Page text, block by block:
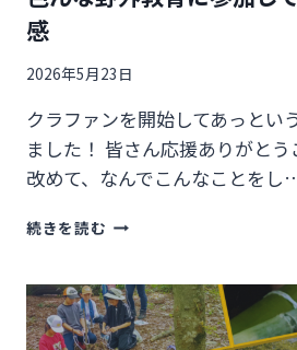
感
2026年5月23日
クラファンを開始してあっとい
ました！ 皆さん応援ありがと
改めて、なんでこんなことをし
続きを読む
野
外
教